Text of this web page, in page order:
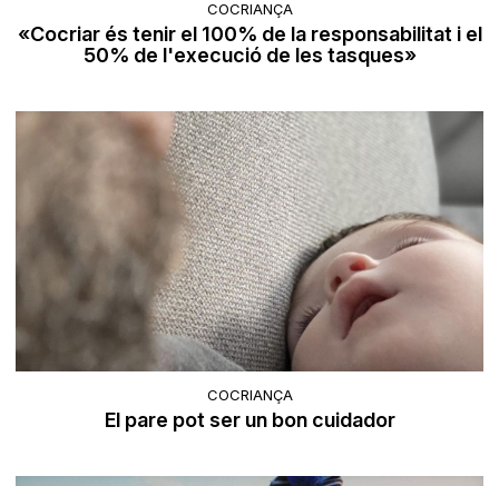
COCRIANÇA
«Cocriar és tenir el 100% de la responsabilitat i el
50% de l'execució de les tasques»
COCRIANÇA
El pare pot ser un bon cuidador